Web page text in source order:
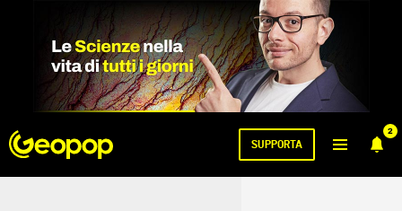
2
SUPPORTA